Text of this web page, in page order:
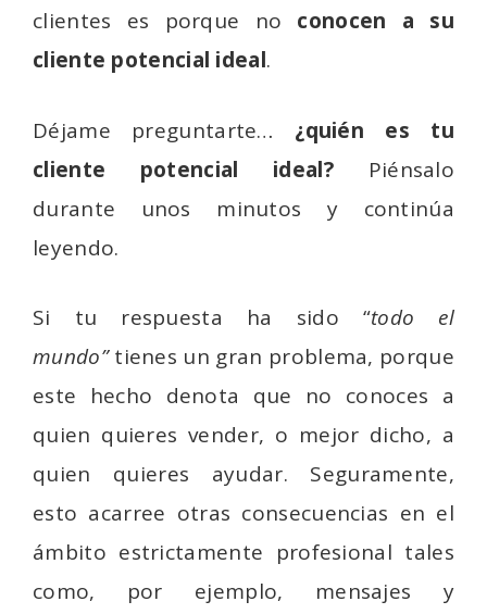
clientes es porque no conocen a su
cliente potencial ideal.
Déjame preguntarte… ¿quién es tu
cliente potencial ideal?Piénsalo
durante unos minutos y continúa
leyendo.
Si tu respuesta ha sido “todo el
mundo”tienes un gran problema, porque
este hecho denota que no conoces a
quien quieres vender, o mejor dicho, a
quien quieres ayudar. Seguramente,
esto acarree otras consecuencias en el
ámbito estrictamente profesional tales
como, por ejemplo, mensajes y